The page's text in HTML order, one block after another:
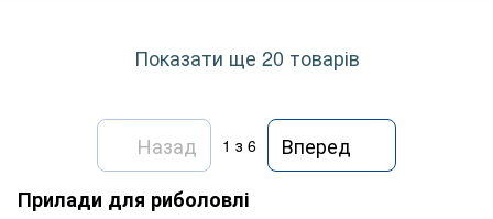
Показати ще 20 товарів
Назад 1 з 6
Вперед
Прилади для риболовлі